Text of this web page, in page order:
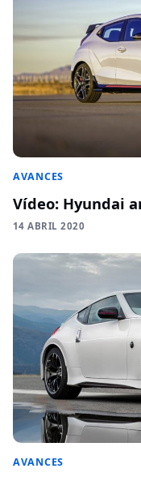
AVANCES
Vídeo: Hyundai
14 ABRIL 2020
AVANCES